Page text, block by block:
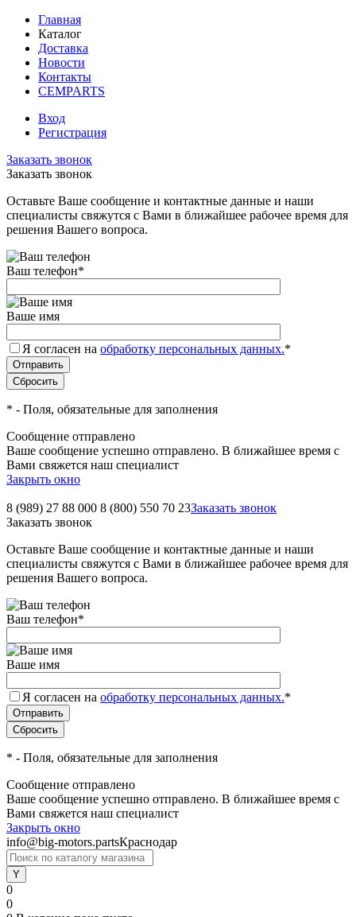
Главная
Каталог
Доставка
Новости
Контакты
CEMPARTS
Вход
Регистрация
Заказать звонок
Заказать звонок
Оставьте Ваше сообщение и контактные данные и наши
специалисты свяжутся с Вами в ближайшее рабочее время для
решения Вашего вопроса.
Ваш телефон*
Ваше имя
Я согласен на обработку персональных данных.*
* - Поля, обязательные для заполнения
Сообщение отправлено
Ваше сообщение успешно отправлено. В ближайшее время с
Вами свяжется наш специалист
Закрыть окно
8 (989) 27 88 000 8 (800) 550 70 23Заказать звонок
Заказать звонок
Оставьте Ваше сообщение и контактные данные и наши
специалисты свяжутся с Вами в ближайшее рабочее время для
решения Вашего вопроса.
Ваш телефон*
Ваше имя
Я согласен на обработку персональных данных.*
* - Поля, обязательные для заполнения
Сообщение отправлено
Ваше сообщение успешно отправлено. В ближайшее время с
Вами свяжется наш специалист
Закрыть окно
info@big-motors.partsКраснодар
0
0